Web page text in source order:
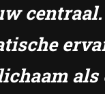
als